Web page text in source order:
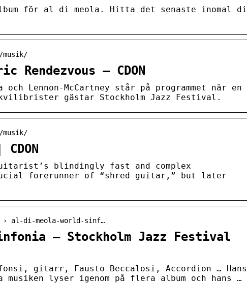
för al di meola. Hitta det senaste inomal di
– CDON
Lennon-McCartney står på programmet när en
gästar Stockholm Jazz Festival.
blindingly fast and complex
forerunner of “shred guitar,” but later
al-di-meola-world-sinf…
– Stockholm Jazz Festival
gitarr, Fausto Beccalosi, Accordion … Hans
lyser igenom på flera album och hans …